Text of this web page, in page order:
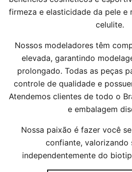
firmeza e elasticidade da pele e
celulite.
Nossos modeladores têm
elevada, garantindo
prolongado. Todas as peças
controle de qualidade e
Atendemos clientes de todo o
e embalagem
Nossa paixão é fazer você
confiante, valorizando
independentemente do